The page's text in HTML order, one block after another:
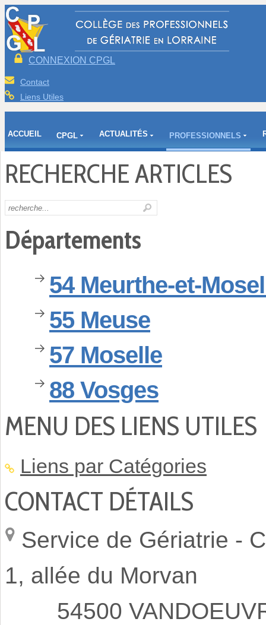
CONNEXION CPGL
Contact
Liens Utiles
ACCUEIL CPGL ACTUALITÉS PROFESSIONNELS
RECHERCHE ARTICLES
Départements
54 Meurthe-et-
55 Meuse
57 Moselle
88 Vosges
MENU DES LIENS UTILES
Liens par Catégories
CONTACT DÉTAILS
Service de Gériatrie -
1, allée du Morvan
54500